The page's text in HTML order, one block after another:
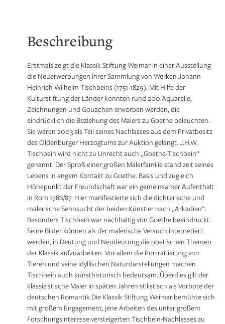
Beschreibung
Erstmals zeigt die Klassik Stiftung Weimar in einer Ausstellung
die Neuerwerbungen ihrer Sammlung von Werken Johann
Heinrich Wilhelm Tischbeins (1751-1829). Mit Hilfe der
Kulturstiftung der Länder konnten rund 200 Aquarelle,
Zeichnungen und Gouachen erworben werden, die
eindrücklich die Beziehung des Malers zu Goethe beleuchten.
Sie waren 2003 als Teil seines Nachlasses aus dem Privatbesitz
des Oldenburger Herzogtums zur Auktion gelangt. J.H.W.
Tischbein wird nicht zu Unrecht auch „Goethe-Tischbein“
genannt. Der Sproß einer großen Malerfamilie stand zeit seines
Lebens in engem Kontakt zu Goethe. Basis und zugleich
Höhepunkt der Freundschaft war ein gemeinsamer Aufenthalt
in Rom 1786/87. Hier manifestierte sich die dichterische und
malerische Sehnsucht der beiden Künstler nach „Arkadien“.
Besonders Tischbein war nachhaltig von Goethe beeindruckt.
Seine Bilder können als der malerische Versuch intepretiert
werden, in Deutung und Neudeutung die poetischen Themen
der Klassik aufzuarbeiten. Vor allem die Portraitierung von
Tieren und seine idyllischen Naturdarstellungen machen
Tischbein auch kunsthistorisch bedeutsam. Überdies gilt der
klassizistische Maler in späten Jahren stilistisch als Vorbote der
deutschen Romantik.Die Klassik Stiftung Weimar bemühte sich
mit großem Engagement, jene Arbeiten des unter großem
Forschungsinteresse versteigerten Tischbein-Nachlasses zu